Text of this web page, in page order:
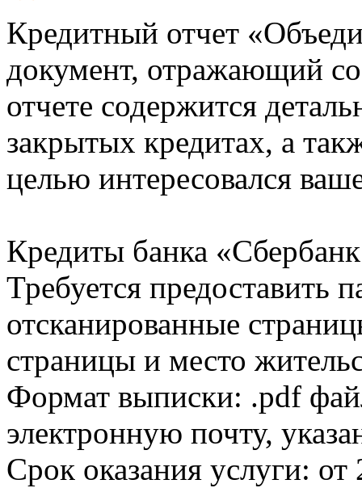
Кредитный отчет
документ, отражающий
отчете содержится
закрытых кредитах, а
целью интересовался
Кредиты банка
Требуется предоставить
отсканированные
страницы и место
Формат выписки: .pdf
электронную почту,
Срок оказания услуги: от